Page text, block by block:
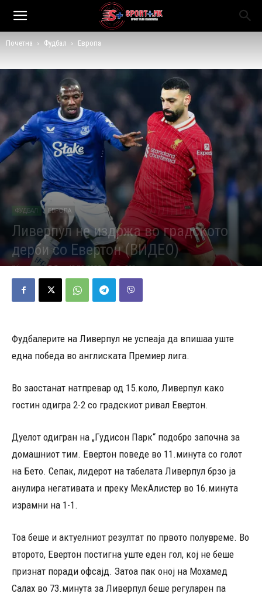
Почетна Фудбал Европа
ФУДБАЛ ЕВРОПА
Ливерпул не издржа во градското
дерби со Евертон (ВИДЕО)
Објавено од Д.Т. - 12/02/2025 323
Фудбалерите на Ливерпул не успеаја да впишаа уште
една победа во англиската Премиер лига.
Во заостанат натпревар од 15.коло, Ливерпул како
гостин одигра 2-2 со градскиот ривал Евертон.
Дуелот одигран на „Гудисон Парк“ подобро започна за
домашниот тим. Евертон поведе во 11.минута со голот
на Бето. Сепак, лидерот на табелата Ливерпул брзо ја
анулира негативата и преку МекАлистер во 16.минута
израмни на 1-1.
Тоа беше и актуелниот резултат по првото полувреме. Во
второто, Евертон постигна уште еден гол, кој не беше
признат поради офсајд. Затоа пак оној на Мохамед
Салах во 73.минута за Ливерпул беше регуларен па